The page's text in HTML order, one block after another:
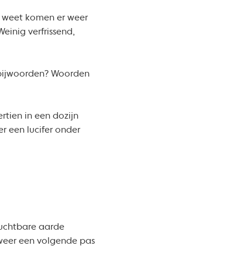
komen er weer
verfrissend,
Woorden
in een dozijn
een lucifer onder
aarde
een volgende pas